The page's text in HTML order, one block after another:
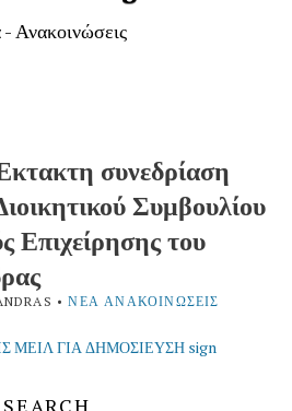
Ανακοινώσεις
συνεδρίαση
Συμβουλίου
Επιχείρησης του
•ΝΈΑ ΑΝΑΚΟΙΝΏΣΕΙΣ
ΜΕΙΛ ΓΙΑ ΔΗΜΟΣΙΕΥΣΗ sign
SEARCH